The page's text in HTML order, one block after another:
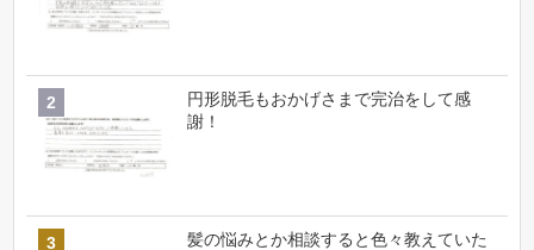
円形脱毛もおかげさまで完治をして感
謝！
髪の悩みとか相談すると色々教えていた